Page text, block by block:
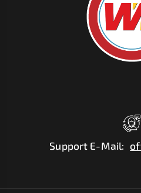
Support E-Mail: